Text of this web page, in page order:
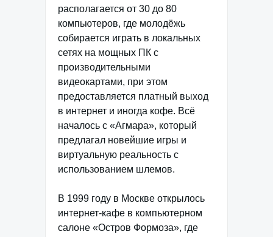
располагается от 30 до 80
компьютеров, где молодёжь
собирается играть в локальных
сетях на мощных ПК с
производительными
видеокартами, при этом
предоставляется платный выход
в интернет и иногда кофе. Всё
началось с «Агмара», который
предлагал новейшие игры и
виртуальную реальность с
использованием шлемов.
В 1999 году в Москве открылось
интернет-кафе в компьютерном
салоне «Остров Формоза», где